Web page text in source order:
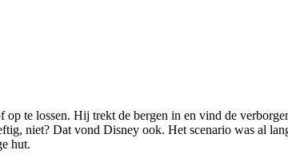
te lossen. Hij trekt de bergen in en vind de
niet? Dat vond Disney ook. Het scenario was al
hut.